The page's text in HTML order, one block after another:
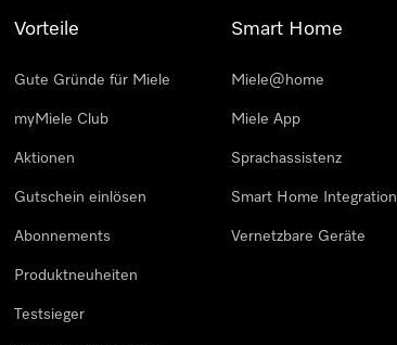
Vorteile
Gute Gründe für Miele
myMiele Club
Aktionen
Gutschein einlösen
Abonnements
Produktneuheiten
Testsieger
Smart Home
Miele@home
Miele App
Sprachassistenz
Smart Home Integration
Vernetzbare Geräte